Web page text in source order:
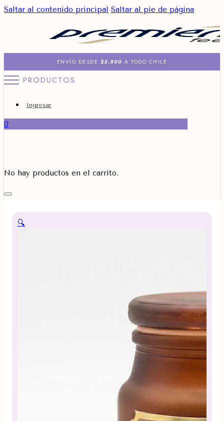
Saltar al contenido principal Saltar al pie de página
ENVÍO DESDE $3.500 A TODO CHILE
PRODUCTOS
Ingresar
0
No hay productos en el carrito.
🔍